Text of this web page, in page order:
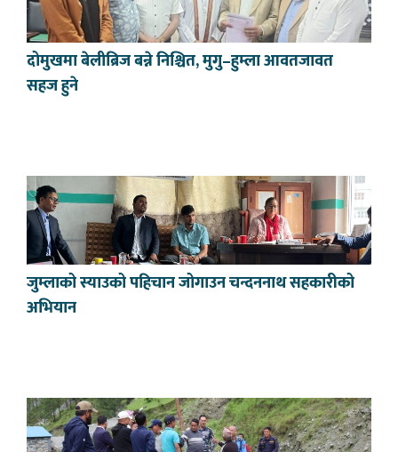
दोमुखमा बेलीब्रिज बन्ने निश्चित, मुगु–हुम्ला आवतजावत
सहज हुने
जुम्लाको स्याउको पहिचान जोगाउन चन्दननाथ सहकारीको
अभियान